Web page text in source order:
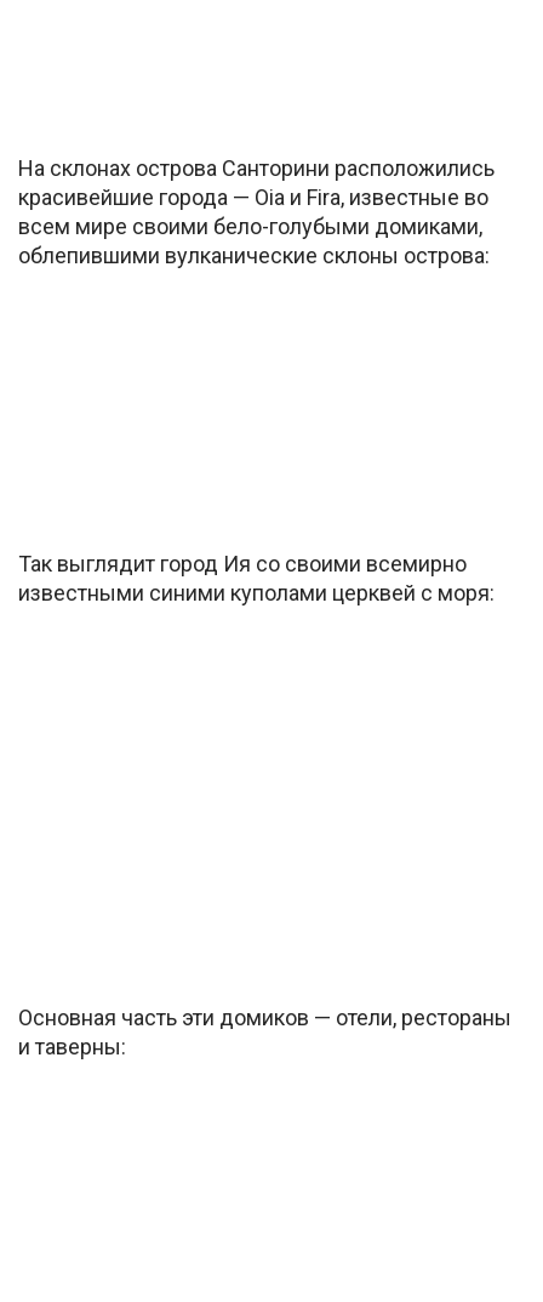
На склонах острова Санторини расположились
красивейшие города — Oia и Fira, известные во
всем мире своими бело-голубыми домиками,
облепившими вулканические склоны острова:
Так выглядит город Ия со своими всемирно
известными синими куполами церквей с моря:
Основная часть эти домиков — отели, рестораны
и таверны: